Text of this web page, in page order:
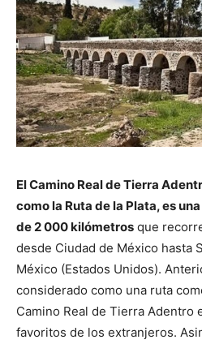
El Camino Real de Tierra
como la Ruta de la Plata, es
de 2 000 kilómetros que
desde Ciudad de México hasta
México (Estados Unidos).
considerado como una ruta
Camino Real de Tierra Adentro
favoritos de los extranjeros.